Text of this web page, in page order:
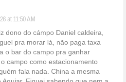
at 11:50 AM
dono do cámpo Daniel caldeira,
pra morar lá, não paga taxa
o bar do campo pra ganhar
campo como estacionamento
fala nada. China a mesma